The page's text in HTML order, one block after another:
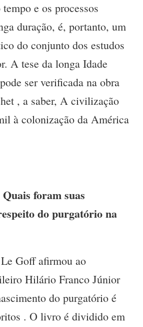
e os processos
duração, é, portanto, um
do conjunto dos estudos
A tese da longa Idade
ser verificada na obra
, a saber, A civilização
à colonização da América
foram suas
do purgatório na
Le Goff afirmou ao
Hilário Franco Júnior
do purgatório é
. O livro é dividido em